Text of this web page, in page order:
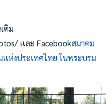
ติม
และ Facebookสมาคม
ห่งประเทศไทย ในพระบรม